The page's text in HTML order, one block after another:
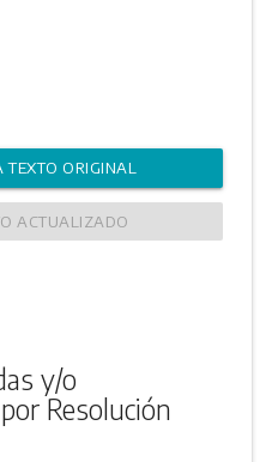
TEXTO ORIGINAL
ACTUALIZADO
y/o
Resolución